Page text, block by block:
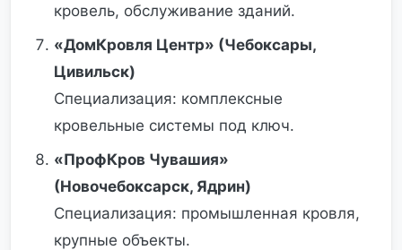
кровель, обслуживание зданий.
«ДомКровля Центр» (Чебоксары,
Цивильск)
Специализация: комплексные
кровельные системы под ключ.
«ПрофКров Чувашия»
(Новочебоксарск, Ядрин)
Специализация: промышленная кровля,
крупные объекты.